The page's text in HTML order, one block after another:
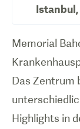
Istanbul ,
Memorial
Das Zentrum
Highlights in